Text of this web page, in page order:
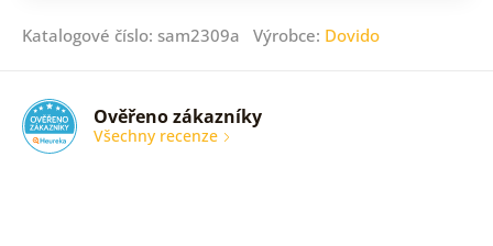
Katalogové číslo: sam2309a Výrobce: Dovido
Ověřeno zákazníky
Všechny recenze